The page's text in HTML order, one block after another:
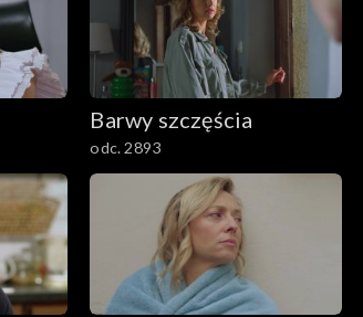
Barwy szczęścia
odc. 2893